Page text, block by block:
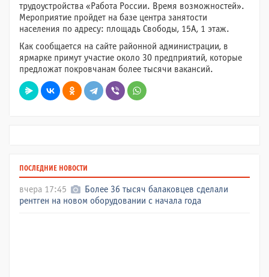
трудоустройства «Работа России. Время возможностей».
Мероприятие пройдет на базе центра занятости
населения по адресу: площадь Свободы, 15А, 1 этаж.
Как сообщается на сайте районной администрации, в
ярмарке примут участие около 30 предприятий, которые
предложат покровчанам более тысячи вакансий.
ПОСЛЕДНИЕ НОВОСТИ
вчера 17:45
Более 36 тысяч балаковцев сделали
рентген на новом оборудовании с начала года